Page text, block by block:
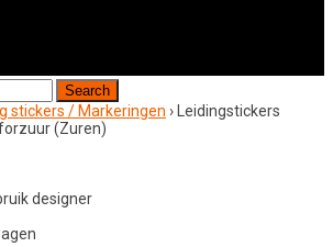
stickers / Markeringen › Leidingstickers
(Zuren)
designer